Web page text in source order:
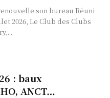
son bureau Réuni
2026, Le Club des Clubs
: baux
ANCT…